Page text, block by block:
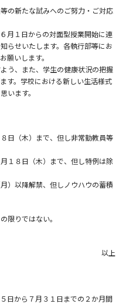
の新たな試みへのご努力・ご対応
月１日からの対面型授業開始に連
らせいたします。各執行部等にお
願いします。
う、また、学生の健康状況の把握
す。学校における新しい生活様式
います。
日（木）まで、但し非常勤教員等
１８日（木）まで、但し特例は除
）以降解禁、但しノウハウの蓄積
りではない。
以上
日から７月３１日までの２か月間